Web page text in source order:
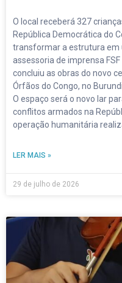
O local receberá 327
República Democrática do
transformar a estrutura em
assessoria de imprensa
concluiu as obras do novo
Órfãos do Congo, no
O espaço será o novo lar
conflitos armados na
operação humanitária
LER MAIS »
29 de julho de 2026